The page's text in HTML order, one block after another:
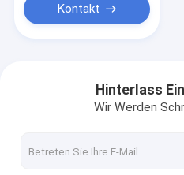
Kontakt
Hinterlass
Wir Werden